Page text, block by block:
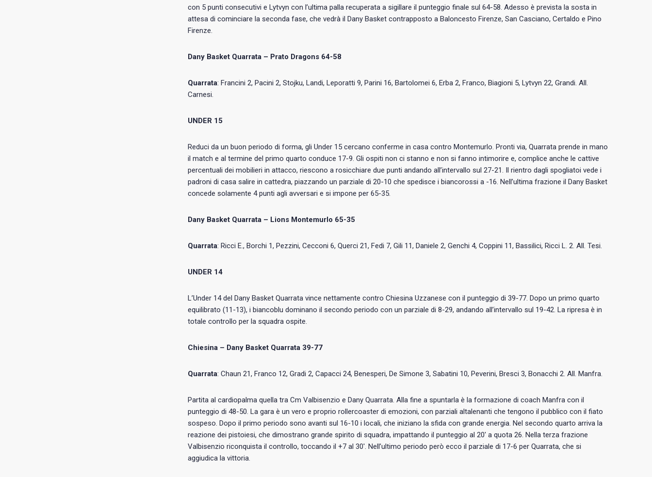
con 5 punti consecutivi e Lytvyn con l’ultima palla recuperata a sigillare il punteggio finale sul 64-58. Adesso è prevista la sosta in
attesa di cominciare la seconda fase, che vedrà il Dany Basket contrapposto a Baloncesto Firenze, San Casciano, Certaldo e Pino
Firenze.
Dany Basket Quarrata – Prato Dragons 64-58
Quarrata: Francini 2, Pacini 2, Stojku, Landi, Leporatti 9, Parini 16, Bartolomei 6, Erba 2, Franco, Biagioni 5, Lytvyn 22, Grandi. All.
Carnesi.
UNDER 15
Reduci da un buon periodo di forma, gli Under 15 cercano conferme in casa contro Montemurlo. Pronti via, Quarrata prende in mano
il match e al termine del primo quarto conduce 17-9. Gli ospiti non ci stanno e non si fanno intimorire e, complice anche le cattive
percentuali dei mobilieri in attacco, riescono a rosicchiare due punti andando all’intervallo sul 27-21. Il rientro dagli spogliatoi vede i
padroni di casa salire in cattedra, piazzando un parziale di 20-10 che spedisce i biancorossi a -16. Nell’ultima frazione il Dany Basket
concede solamente 4 punti agli avversari e si impone per 65-35.
Dany Basket Quarrata – Lions Montemurlo 65-35
Quarrata: Ricci E., Borchi 1, Pezzini, Cecconi 6, Querci 21, Fedi 7, Gili 11, Daniele 2, Genchi 4, Coppini 11, Bassilici, Ricci L. 2. All. Tesi.
UNDER 14
L’Under 14 del Dany Basket Quarrata vince nettamente contro Chiesina Uzzanese con il punteggio di 39-77. Dopo un primo quarto
equilibrato (11-13), i biancoblu dominano il secondo periodo con un parziale di 8-29, andando all’intervallo sul 19-42. La ripresa è in
totale controllo per la squadra ospite.
Chiesina – Dany Basket Quarrata 39-77
Quarrata: Chaun 21, Franco 12, Gradi 2, Capacci 24, Benesperi, De Simone 3, Sabatini 10, Peverini, Bresci 3, Bonacchi 2. All. Manfra.
Partita al cardiopalma quella tra Cm Valbisenzio e Dany Quarrata. Alla fine a spuntarla è la formazione di coach Manfra con il
punteggio di 48-50. La gara è un vero e proprio rollercoaster di emozioni, con parziali altalenanti che tengono il pubblico con il fiato
sospeso. Dopo il primo periodo sono avanti sul 16-10 i locali, che iniziano la sfida con grande energia. Nel secondo quarto arriva la
reazione dei pistoiesi, che dimostrano grande spirito di squadra, impattando il punteggio al 20′ a quota 26. Nella terza frazione
Valbisenzio riconquista il controllo, toccando il +7 al 30′. Nell’ultimo periodo però ecco il parziale di 17-6 per Quarrata, che si
aggiudica la vittoria.